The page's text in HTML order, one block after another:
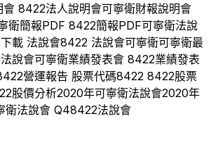
會 8422法人說明會可寧衛財報說明會
衛簡報PDF 8422簡報PDF可寧衛法說
載 法說會8422 法說會可寧衛可寧衛最
說會可寧衛業績發表會 8422業績發表
營運報告 股票代碼8422 8422股票
股價分析2020年可寧衛法說會2020年
衛法說會 Q48422法說會